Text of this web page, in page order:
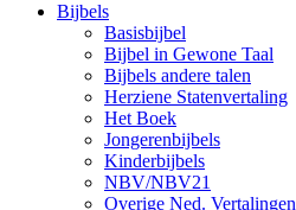
Bijbels
Basisbijbel
Bijbel in Gewone Taal
Bijbels andere talen
Herziene Statenvertaling
Het Boek
Jongerenbijbels
Kinderbijbels
NBV/NBV21
Overige Ned. Vertalingen